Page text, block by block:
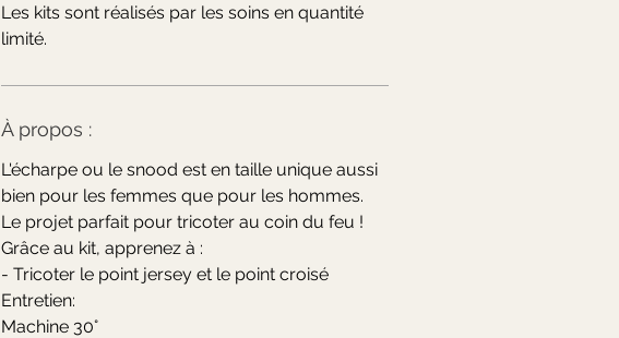
Les kits sont réalisés par les soins en quantité
limité.
À propos :
L'écharpe ou le snood est en taille unique aussi
bien pour les femmes que pour les hommes.
Le projet parfait pour tricoter au coin du feu !
Grâce au kit, apprenez à :
- Tricoter le point jersey et le point croisé
Entretien:
Machine 30°